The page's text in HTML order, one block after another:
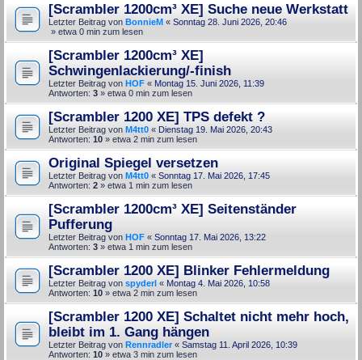
[Scrambler 1200cm³ XE] Suche neue Werkstatt
Letzter Beitrag von BonnieM « Sonntag 28. Juni 2026, 20:46
» etwa 0 min zum lesen
[Scrambler 1200cm³ XE]
Schwingenlackierung/-finish
Letzter Beitrag von HOF « Montag 15. Juni 2026, 11:39
Antworten: 3 » etwa 0 min zum lesen
[Scrambler 1200 XE] TPS defekt ?
Letzter Beitrag von M4tt0 « Dienstag 19. Mai 2026, 20:43
Antworten: 10 » etwa 2 min zum lesen
Original Spiegel versetzen
Letzter Beitrag von M4tt0 « Sonntag 17. Mai 2026, 17:45
Antworten: 2 » etwa 1 min zum lesen
[Scrambler 1200cm³ XE] Seitenständer
Pufferung
Letzter Beitrag von HOF « Sonntag 17. Mai 2026, 13:22
Antworten: 3 » etwa 1 min zum lesen
[Scrambler 1200 XE] Blinker Fehlermeldung
Letzter Beitrag von spyderl « Montag 4. Mai 2026, 10:58
Antworten: 10 » etwa 2 min zum lesen
[Scrambler 1200 XE] Schaltet nicht mehr hoch,
bleibt im 1. Gang hängen
Letzter Beitrag von Rennradler« Samstag 11. April 2026, 10:39
Antworten: 10 » etwa 3 min zum lesen